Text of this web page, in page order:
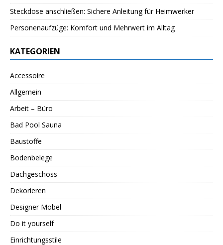
Steckdose anschließen: Sichere Anleitung für Heimwerker
Personenaufzüge: Komfort und Mehrwert im Alltag
KATEGORIEN
Accessoire
Allgemein
Arbeit – Büro
Bad Pool Sauna
Baustoffe
Bodenbelege
Dachgeschoss
Dekorieren
Designer Möbel
Do it yourself
Einrichtungsstile